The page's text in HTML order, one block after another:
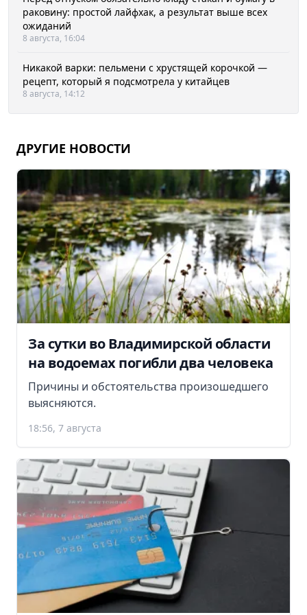
раковину: простой лайфхак, а результат выше всех
ожиданий
8 августа, 16:04
Никакой варки: пельмени с хрустящей корочкой —
рецепт, который я подсмотрела у китайцев
8 августа, 14:12
ДРУГИЕ НОВОСТИ
За сутки во Владимирской области
на водоемах погибли два человека
Причины и обстоятельства произошедшего
выясняются.
18:56, 7 августа